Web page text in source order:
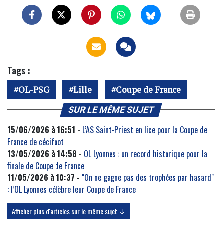
Tags :
OL-PSG Lille Coupe de France
SUR LE MÊME SUJET
15/06/2026 à 16:51 - L’AS Saint-Priest en lice pour la Coupe de
France de cécifoot
13/05/2026 à 14:58 - OL Lyonnes : un record historique pour la
finale de Coupe de France
11/05/2026 à 10:37 - "On ne gagne pas des trophées par hasard"
: l’OL Lyonnes célèbre leur Coupe de France
Afficher plus d'articles sur le même sujet ↓